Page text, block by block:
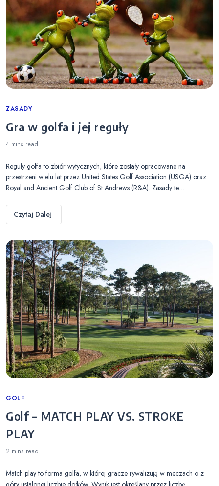
Categories
ZASADY
Gra w golfa i jej reguły
4 mins read
Reguły golfa to zbiór wytycznych, które zostały opracowane na
przestrzeni wielu lat przez United States Golf Association (USGA) oraz
Royal and Ancient Golf Club of St Andrews (R&A). Zasady te…
Czytaj Dalej
Categories
GOLF
Golf – MATCH PLAY VS. STROKE
PLAY
2 mins read
Match play to forma golfa, w której gracze rywalizują w meczach o z
góry ustalonej liczbie dołków. Wynik jest określany przez liczbę